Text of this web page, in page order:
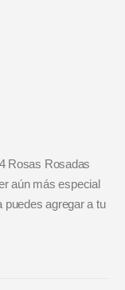
Rosas Rosadas
aún más especial
puedes agregar a tu